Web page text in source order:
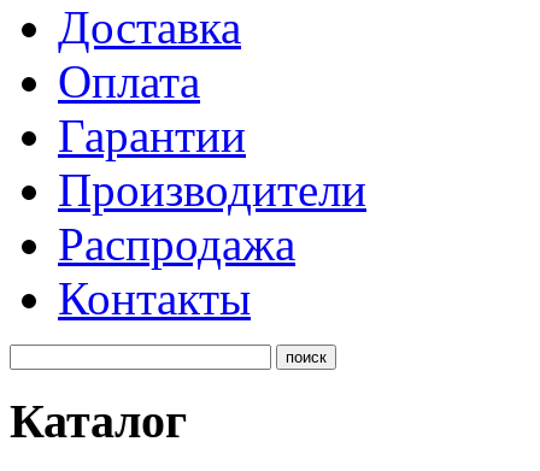
Доставка
Оплата
Гарантии
Производители
Распродажа
Контакты
Каталог